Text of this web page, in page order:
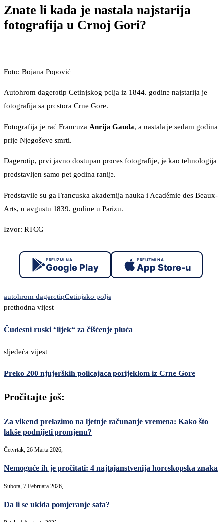
Znate li kada je nastala najstarija
fotografija u Crnoj Gori?
Foto: Bojana Popović
Autohrom dagerotip Cetinjskog polja iz 1844. godine najstarija je
fotografija sa prostora Crne Gore.
Fotografija je rad Francuza Anrija Gauda, a nastala je sedam godina
prije Njegoševe smrti.
Dagerotip, prvi javno dostupan proces fotografije, je kao tehnologija
predstavljen samo pet godina ranije.
Predstavile su ga Francuska akademija nauka i Académie des Beaux-
Arts, u avgustu 1839. godine u Parizu.
Izvor: RTCG
PREUZMI NA
Google Play
PREUZMI NA
App Store-u
autohrom dagerotipCetinjsko polje
prethodna vijest
Čudesni ruski “lijek“ za čišćenje pluća
sljedeća vijest
Preko 200 njujorških policajaca porijeklom iz Crne Gore
Pročitajte još:
Za vikend prelazimo na ljetnje računanje vremena: Kako što
lakše podnijeti promjenu?
Četvrtak, 26 Marta 2026,
Nemoguće ih je pročitati: 4 najtajanstvenija horoskopska znaka
Subota, 7 Februara 2026,
Da li se ukida pomjeranje sata?